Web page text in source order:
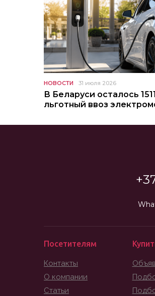
НОВОСТИ 31 июля 2026
В Беларуси осталось
льготный ввоз
Посетителям
Контакты
О компании
Статьи